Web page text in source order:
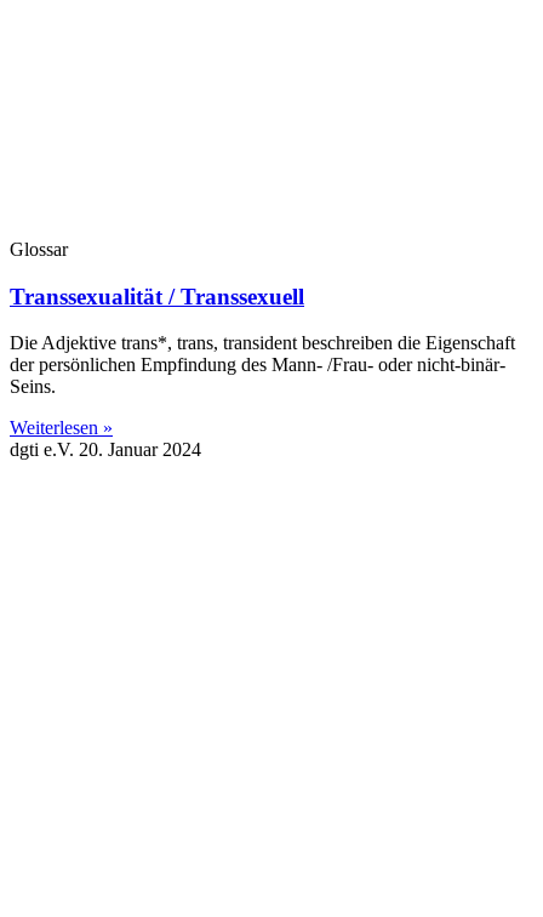
Glossar
Transsexualität / Transsexuell
Die Adjektive trans*, trans, transident beschreiben die Eigenschaft
der persönlichen Empfindung des Mann- /Frau- oder nicht-binär-
Seins.
Weiterlesen »
dgti e.V. 20. Januar 2024